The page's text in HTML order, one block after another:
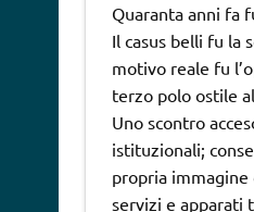
Quaranta anni fa
Il casus belli fu la
motivo reale fu
terzo polo ostile
Uno scontro
istituzionali;
propria
servizi e apparati